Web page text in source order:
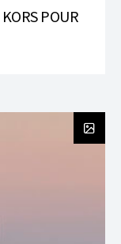
POUR